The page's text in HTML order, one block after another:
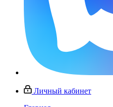
Личный кабинет